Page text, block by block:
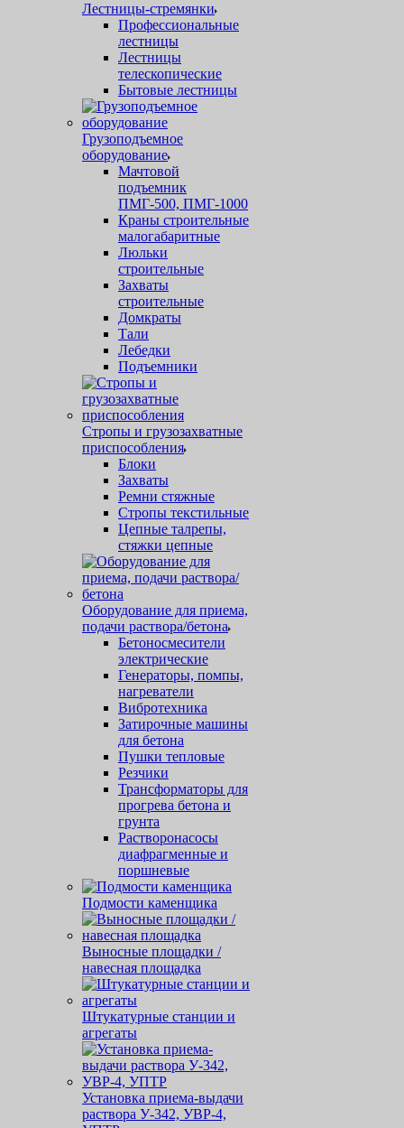
Лестницы-стремянки
Профессиональные
лестницы
Лестницы
телескопические
Бытовые лестницы
Грузоподъемное
оборудование
Мачтовой
подъемник
ПМГ-500, ПМГ-1000
Краны строительные
малогабаритные
Люльки
строительные
Захваты
строительные
Домкраты
Тали
Лебедки
Подъемники
Стропы и грузозахватные
приспособления
Блоки
Захваты
Ремни стяжные
Стропы текстильные
Цепные талрепы,
стяжки цепные
Оборудование для приема,
подачи раствора/бетона
Бетоносмесители
электрические
Генераторы, помпы,
нагреватели
Вибротехника
Затирочные машины
для бетона
Пушки тепловые
Резчики
Трансформаторы для
прогрева бетона и
грунта
Растворонасосы
диафрагменные и
поршневые
Подмости каменщика
Выносные площадки /
навесная площадка
Штукатурные станции и
агрегаты
Установка приема-выдачи
раствора У-342, УВР-4,